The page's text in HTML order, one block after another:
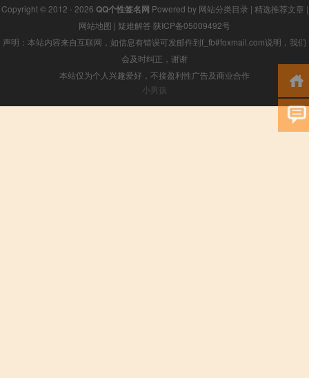
Copyright © 2012 - 2026 QQ个性签名网 Powered by 网站分类目录 | 精选推荐文章 |
网站地图 | 疑难解答 陕ICP备05009492号
声明：本站内容来自互联网，如信息有错误可发邮件到f_fb#foxmail.com说明，我们
会及时纠正，谢谢
本站仅为个人兴趣爱好，不接盈利性广告及商业合作
小男孩